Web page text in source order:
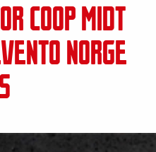
COOP MIDT
NORGE